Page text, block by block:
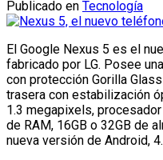
Publicado en Tecnología
El Google Nexus 5 es el
fabricado por LG. Posee
con protección Gorilla
trasera con estabilización
1.3 megapixels,
de RAM, 16GB o 32GB de
nueva versión de Android,